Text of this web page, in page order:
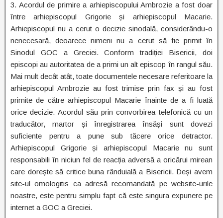
3. Acordul de primire a arhiepiscopului Ambrozie a fost doar
între arhiepiscopul Grigorie și arhiepiscopul Macarie.
Arhiepiscopul nu a cerut o decizie sinodală, considerându-o
nenecesară, deoarece nimeni nu a cerut să fie primit în
Sinodul GOC a Greciei. Conform tradiției Bisericii, doi
episcopi au autoritatea de a primi un alt episcop în rangul său.
Mai mult decât atât, toate documentele necesare referitoare la
arhiepiscopul Ambrozie au fost trimise prin fax și au fost
primite de către arhiepiscopul Macarie înainte de a fi luată
orice decizie. Acordul său prin convorbirea telefonică cu un
traducător, martor și înregistrarea însăși sunt dovezi
suficiente pentru a pune sub tăcere orice detractor.
Arhiepiscopul Grigorie și arhiepiscopul Macarie nu sunt
responsabili în niciun fel de reacția adversă a oricărui mirean
care dorește să critice buna rânduială a Bisericii. Deși avem
site-ul omologitis ca adresă recomandată pe website-urile
noastre, este pentru simplu fapt că este singura expunere pe
internet a GOC a Greciei.